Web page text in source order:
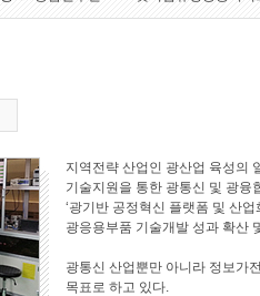
지역전략 산업인 광산업 육성의
기술지원을 통한 광통신 및 광융
‘광기반 공정혁신 플랫폼 및 산
광응용부품 기술개발 성과 확산
광통신 산업뿐만 아니라 정보가
목표로 하고 있다.